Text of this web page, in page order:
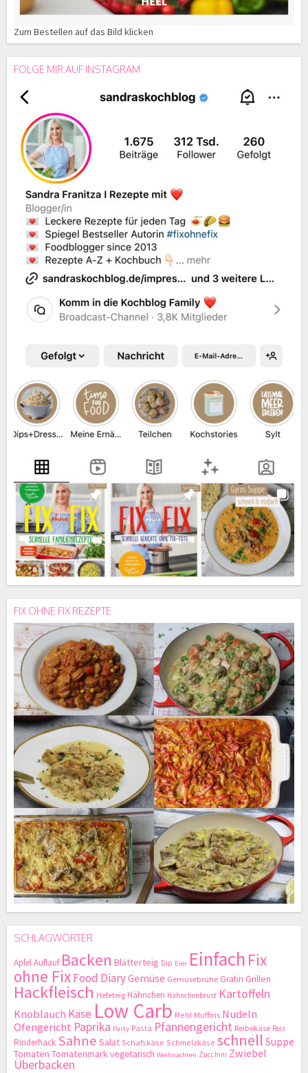
Zum Bestellen auf das Bild klicken
FOLGE MIR AUF INSTAGRAM
FIX OHNE FIX REZEPTE
SCHLAGWÖRTER
ApfelAuflauf Backen Blätterteig Dip Eier Einfach Fix
ohne FixFood DiaryGemüse Gemüsebrühe Gratin Grillen
Hackfleisch Hefeteig Hähnchen Hähnchenbrust Kartoffeln
Knoblauch Käse Low Carb Mehl Muffins Nudeln
Ofengericht Paprika Party Pasta Pfannengericht Reibekäse Reis
Rinderhack Sahne Salat Schafskäse Schmelzkäse schnell Suppe
Tomaten Tomatenmarkvegetarisch Weihnachten Zucchini Zwiebel
Überbacken